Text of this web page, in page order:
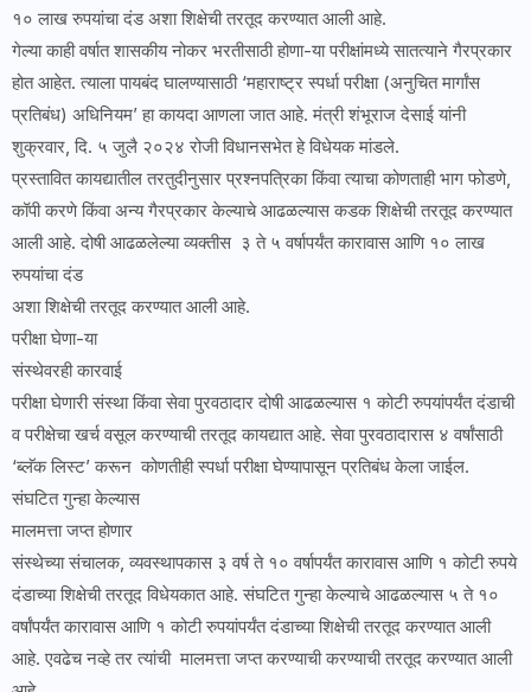
१० लाख रुपयांचा दंड अशा शिक्षेची तरतूद करण्यात आली आहे.
गेल्या काही वर्षात शासकीय नोकर भरतीसाठी होणा-या परीक्षांमध्ये सातत्याने गैरप्रकार
होत आहेत. त्याला पायबंद घालण्यासाठी ‘महाराष्ट्र स्पर्धा परीक्षा (अनुचित मार्गांस
प्रतिबंध) अधिनियम’ हा कायदा आणला जात आहे. मंत्री शंभूराज देसाई यांनी
शुक्रवार, दि. ५ जुलै २०२४ रोजी विधानसभेत हे विधेयक मांडले.
प्रस्तावित कायद्यातील तरतुदीनुसार प्रश्नपत्रिका किंवा त्याचा कोणताही भाग फोडणे,
कॉपी करणे किंवा अन्य गैरप्रकार केल्याचे आढळल्यास कडक शिक्षेची तरतूद करण्यात
आली आहे. दोषी आढळलेल्या व्यक्तीस ३ ते ५ वर्षापर्यंत कारावास आणि १० लाख
रुपयांचा दंड
अशा शिक्षेची तरतूद करण्यात आली आहे.
परीक्षा घेणा-या
संस्थेवरही कारवाई
परीक्षा घेणारी संस्था किंवा सेवा पुरवठादार दोषी आढळल्यास १ कोटी रुपयांपर्यंत दंडाची
व परीक्षेचा खर्च वसूल करण्याची तरतूद कायद्यात आहे. सेवा पुरवठादारास ४ वर्षांसाठी
‘ब्लॅक लिस्ट’ करून कोणतीही स्पर्धा परीक्षा घेण्यापासून प्रतिबंध केला जाईल.
संघटित गुन्हा केल्यास
मालमत्ता जप्त होणार
संस्थेच्या संचालक, व्यवस्थापकास ३ वर्ष ते १० वर्षापर्यंत कारावास आणि १ कोटी रुपये
दंडाच्या शिक्षेची तरतूद विधेयकात आहे. संघटित गुन्हा केल्याचे आढळल्यास ५ ते १०
वर्षांपर्यंत कारावास आणि १ कोटी रुपयांपर्यंत दंडाच्या शिक्षेची तरतूद करण्यात आली
आहे. एवढेच नव्हे तर त्यांची मालमत्ता जप्त करण्याची करण्याची तरतूद करण्यात आली